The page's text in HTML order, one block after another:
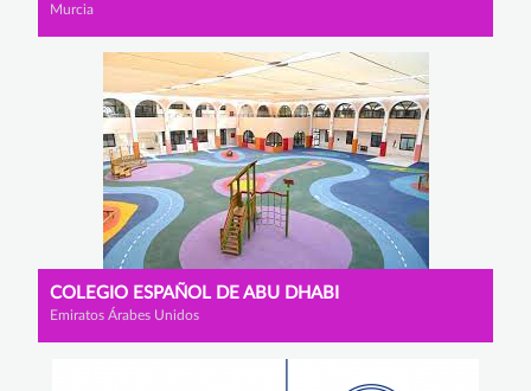
Murcia
COLEGIO ESPAÑOL DE ABU DHABI
Emiratos Árabes Unidos